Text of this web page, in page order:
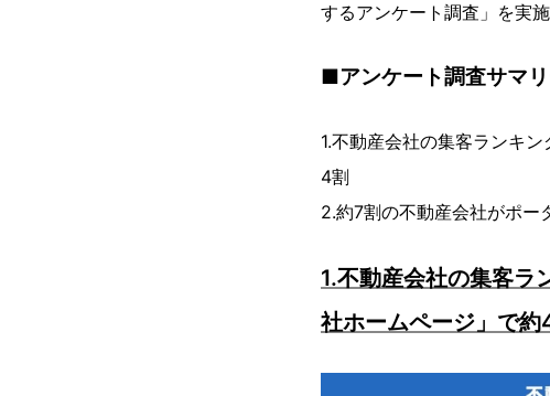
するアンケート調査」を実施
■アンケート調査サマ
1.不動産会社の集客ランキ
4割
2.約7割の不動産会社がポー
1.不動産会社の集客ラ
社ホームページ」で約